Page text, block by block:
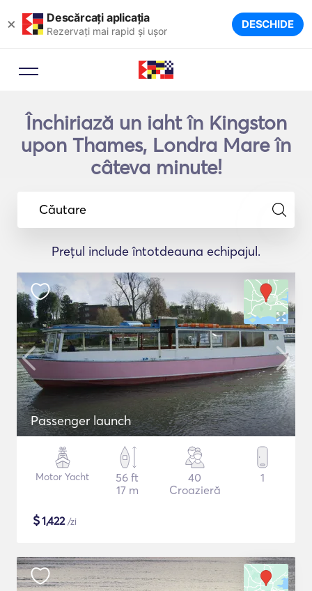
× Descărcați aplicația
Rezervați mai rapid și ușor DESCHIDE
Închiriază un iaht în Kingston
upon Thames, Londra Mare în
câteva minute!
Căutare
Prețul include întotdeauna echipajul.
Passenger launch
Motor Yacht
56 ft
17 m
40
Croazieră
1
$1,422/zi